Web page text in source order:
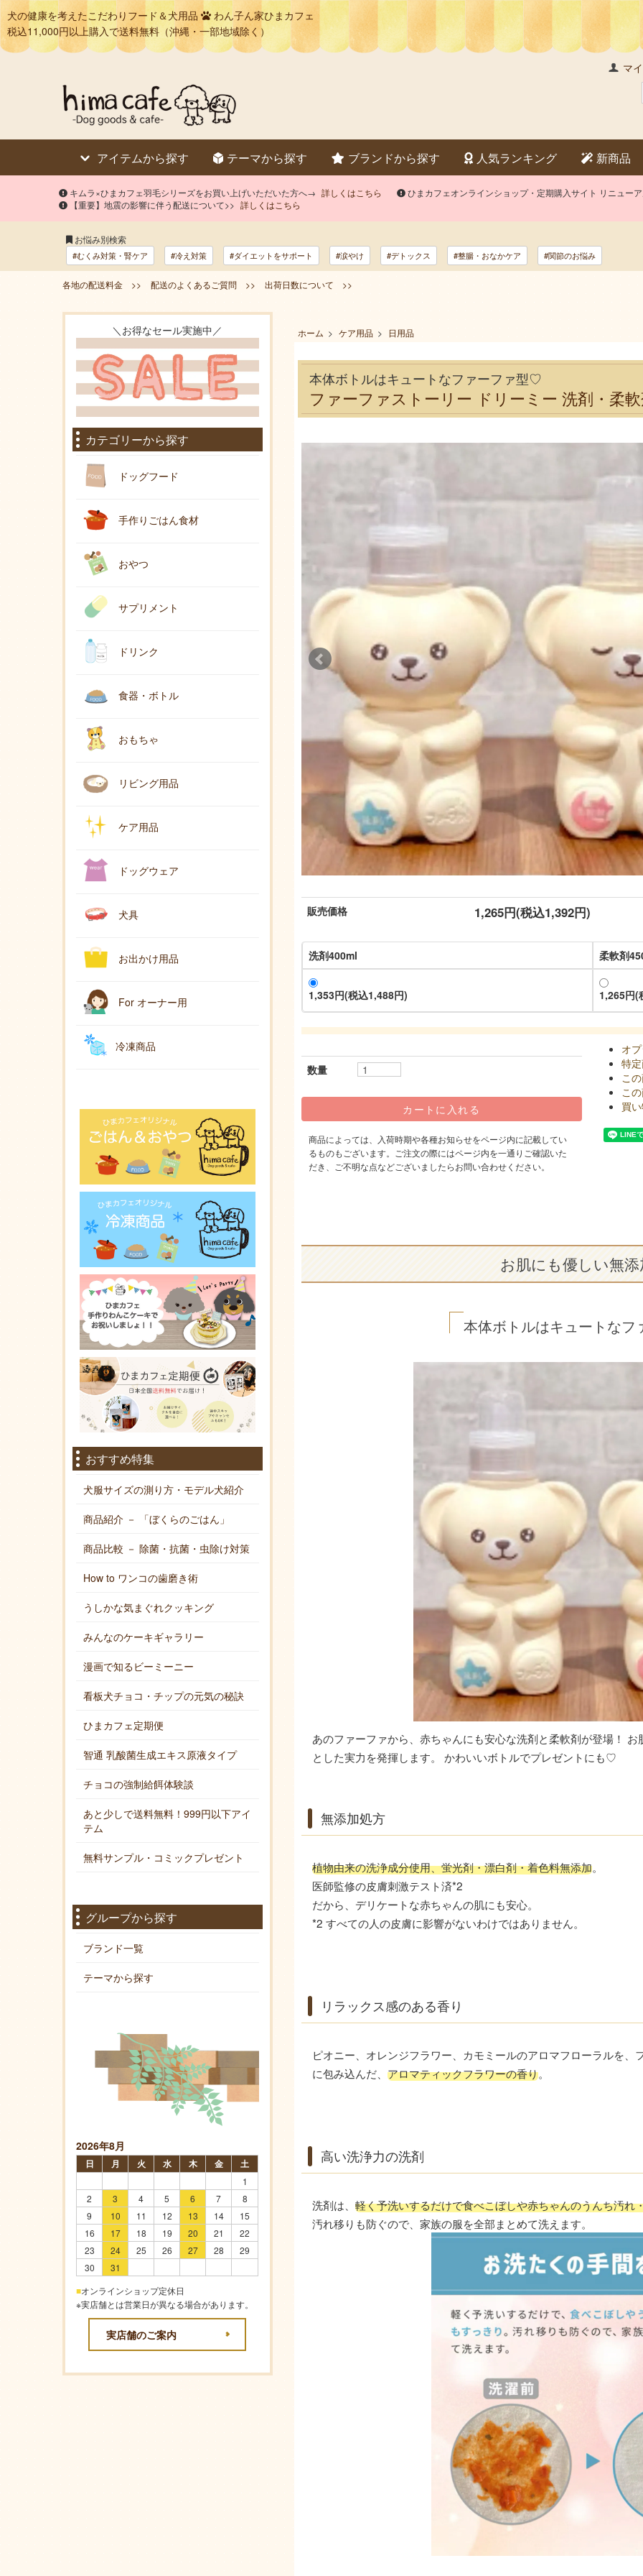
犬の健康を考えたこだわりフード＆犬用品
わん子ん家ひまカフェ
税込11,000円以上購入で送料無料（沖縄・一部地域除く）
マ
アイテムから探す テーマから探す ブランドから探す 人気ランキング 新商品
キムラ×ひまカフェ羽毛シリーズをお買い上げいただいた方へ→ 詳しくはこちら
ひまカフェオンラインショップ・定期購入サイト リニュー
【重要】地震の影響に伴う配送について>> 詳しくはこちら
お悩み別検索
#むくみ対策・腎ケア #冷え対策 #ダイエットをサポート #涙やけ #デトックス #整腸・おなかケア #関節のお悩み
各地の配送料金 >> 配送のよくあるご質問 >> 出荷日数について >>
ホーム > ケア用品 > 日用品
本体ボトルはキュートなファーファ型♡
ファーファストーリー ドリーミー 洗剤・柔
販売価格 1,265円(税込1,392円)
洗剤400ml 柔軟剤
1,353円(税込1,488円) 1,265円(
数量
商品によっては、入荷時期や各種お知らせをページ内に記載してい
るものもございます。ご注文の際にはページ内を一通りご確認いた
だき、ご不明な点などございましたらお問い合わせください。
オ
特
こ
こ
買
お肌にも優しい無
本体ボトルはキュートな
あのファーファから、赤ちゃんにも安心な洗剤と柔軟剤が登場！
とした実力を発揮します。 かわいいボトルでプレゼントにも♡
無添加処方
植物由来の洗浄成分使用、蛍光剤・漂白剤・着色料無添加。
医師監修の皮膚刺激テスト済*2
だから、デリケートな赤ちゃんの肌にも安心。
*2 すべての人の皮膚に影響がないわけではありません。
リラックス感のある香り
ピオニー、オレンジフラワー、カモミールのアロマフローラルを
に包み込んだ、 アロマティックフラワーの香り。
高い洗浄力の洗剤
洗剤は、 軽く予洗いするだけで食べこぼしや赤ちゃんのうんち汚れ
汚れ移りも防ぐので、家族の服を全部まとめて洗えます。
＼お得なセール実施中／
カテゴリーから探す
ドッグフード
手作りごはん食材
おやつ
サプリメント
ドリンク
食器・ボトル
おもちゃ
リビング用品
ケア用品
ドッグウェア
犬具
お出かけ用品
For オーナー用
冷凍商品
おすすめ特集
犬服サイズの測り方・モデル犬紹介
商品紹介 － 「ぼくらのごはん」
商品比較 － 除菌・抗菌・虫除け対策
How to ワンコの歯磨き術
うしかな気まぐれクッキング
みんなのケーキギャラリー
漫画で知るビーミーニー
看板犬チョコ・チップの元気の秘訣
ひまカフェ定期便
智通 乳酸菌生成エキス原液タイプ
チョコの強制給餌体験談
あと少しで送料無料！999円以下アイ
テム
無料サンプル・コミックプレゼント
グループから探す
ブランド一覧
テーマから探す
2026年8月
日 月 火 水 木 金 土
1
2
3 4 5 6 7
8
9
10 11 12 13 14
15
16
17 18 19 20 21
22
23
24 25 26 27 28
29
30
31
■オンラインショップ定休日
※実店舗とは営業日が異なる場合があります。
実店舗のご案内